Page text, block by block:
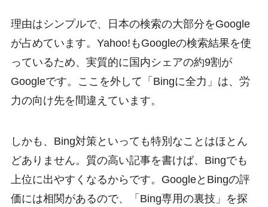
理由はシンプルで、日本の検索の大部分をGoogle
が占めています。Yahoo!もGoogleの検索結果を使
っているため、実質的に国内シェアの約9割が
Googleです。ここを外して「Bingに全力」は、労
力の向け先を間違えています。
しかも、Bing対策といっても特別なことはほとん
どありません。質の高い記事を書けば、Bingでも
上位に出やすくなるからです。GoogleとBingの評
価には相関があるので、「Bing専用の裏技」を探